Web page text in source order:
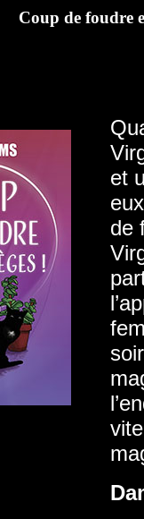
Coup de foudre
et
de